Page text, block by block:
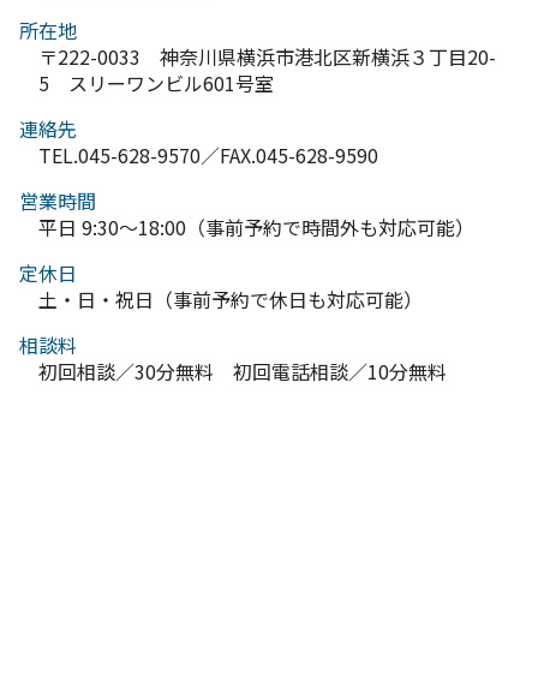
所在地
〒222-0033 神奈川県横浜市港北区新横浜３丁目20-
5 スリーワンビル601号室
連絡先
TEL.045-628-9570／FAX.045-628-9590
営業時間
平日 9:30～18:00（事前予約で時間外も対応可能）
定休日
土・日・祝日（事前予約で休日も対応可能）
相談料
初回相談／30分無料 初回電話相談／10分無料